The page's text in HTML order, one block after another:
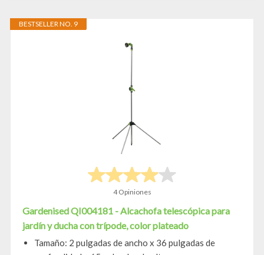
BESTSELLER NO. 9
4 Opiniones
Gardenised QI004181 - Alcachofa telescópica para
jardín y ducha con trípode, color plateado
Tamaño: 2 pulgadas de ancho x 36 pulgadas de